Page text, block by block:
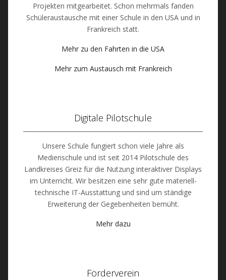
Projekten mitgearbeitet. Schon mehrmals fanden
Schüleraustausche mit einer Schule in den USA und in
Frankreich statt.
Mehr zu den Fahrten in die USA
Mehr zum Austausch mit Frankreich
Digitale Pilotschule
Unsere Schule fungiert schon viele Jahre als
Medienschule und ist seit 2014 Pilotschule des
Landkreises Greiz für die Nutzung interaktiver Displays
im Unterricht. Wir besitzen eine sehr gute materiell-
technische IT-Ausstattung und sind um ständige
Erweiterung der Gegebenheiten bemüht.
Mehr dazu
Förderverein